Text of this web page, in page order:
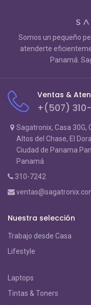
Somos un pequeño
atenderte
Panamá.
Ventas &
+(507)
Sagatronix, Casa 30G,
Altos del Chase, El
Ciudad de Panama
Panamá
310-7242
Nuestra selección
Trabajo desde Casa
Lifestyle
Laptops
Tintas & Toners